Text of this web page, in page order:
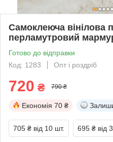
Самоклеюча вінілова
перламутровий
Готово до відправки
Код: 1283
Опт і роздріб
720 ₴ 790 ₴
Економія 70 ₴
705 ₴ від 10 шт. 695 ₴ від